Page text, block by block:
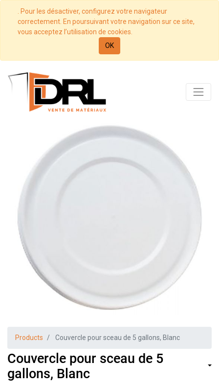
. Pour les désactiver, configurez votre navigateur
correctement. En poursuivant votre navigation sur ce site,
vous acceptez l’utilisation de cookies.
OK
Products Couvercle pour sceau de 5 gallons, Blanc
Couvercle pour sceau de 5
gallons, Blanc